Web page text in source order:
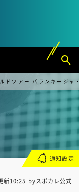
ドツアー バランキージャ
新10:25 byスポカレ公式
通知設定